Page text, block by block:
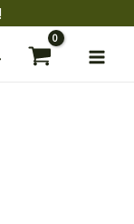
Main